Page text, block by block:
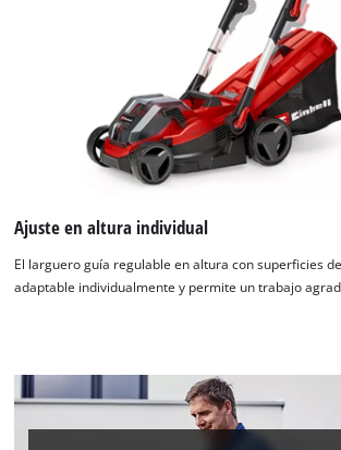
Ajuste en altura individual
El larguero guía regulable en altura con superficies
adaptable individualmente y permite un trabajo